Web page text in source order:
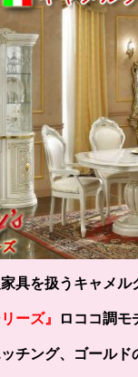
具を扱うキャメル
ーズ』 ロココ調モ
チング、ゴールド